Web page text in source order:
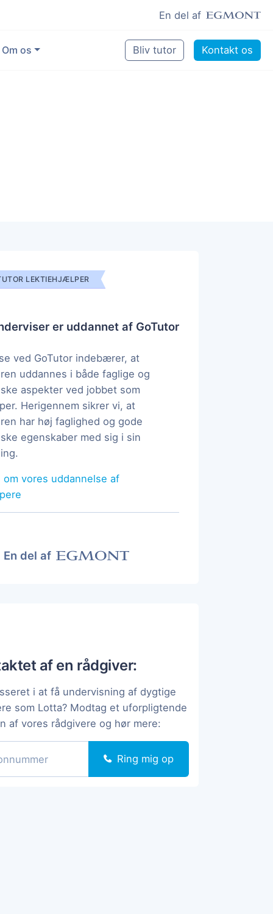
En del af
Om os Bliv tutor Kontakt os
LEKTIEHJÆLPER
er uddannet af GoTutor
ved GoTutor indebærer, at
uddannes i både faglige og
aspekter ved jobbet som
Herigennem sikrer vi, at
har høj faglighed og gode
egenskaber med sig i sin
vores uddannelse af
En del af
af en rådgiver:
i at få undervisning af dygtige
som Lotta? Modtag et uforpligtende
af vores rådgivere og hør mere:
Ring mig op